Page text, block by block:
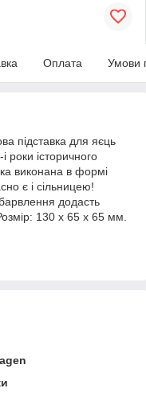
Оплата Умови
підставка для яєць
роки історичного
виконана в формі
є і сільницею!
додасть
130 x 65 x 65 мм.